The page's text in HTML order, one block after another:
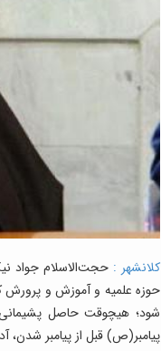
کلانشهر :
حوزه علمیه و آموزش‌ و پرورش
شود؛ هیچوقت حاصل
پیامبر(ص) قبل از پیامبر